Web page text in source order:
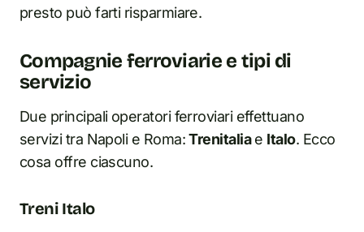
presto può farti risparmiare.
Compagnie ferroviarie e tipi di
servizio
Due principali operatori ferroviari effettuano
servizi tra Napoli e Roma:Trenitaliae Italo. Ecco
cosa offre ciascuno.
Treni Italo